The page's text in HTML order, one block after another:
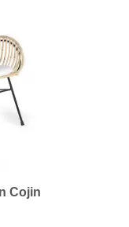
Cojin